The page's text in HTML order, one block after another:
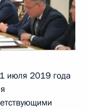
июля 2019 года